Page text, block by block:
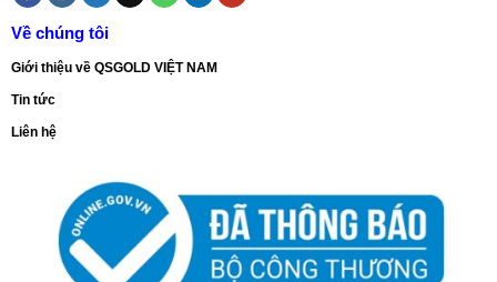
Về chúng tôi
Giới thiệu về QSGOLD VIỆT NAM
Tin tức
Liên hệ